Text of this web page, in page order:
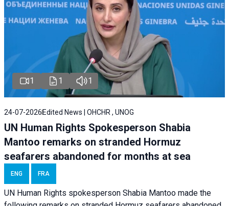
1 1 1
24-07-2026 Edited News | OHCHR , UNOG
UN Human Rights Spokesperson Shabia
Mantoo remarks on stranded Hormuz
seafarers abandoned for months at sea
ENG FRA
UN Human Rights spokesperson Shabia Mantoo made the